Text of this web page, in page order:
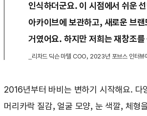
인식하더군요. 이 시점에서 쉬운
아카이브에 보관하고, 새로운 브
거였어요. 하지만 저희는 재창조
_리차드 딕슨 마텔 COO, 2023년 포브스 인터뷰
2016년부터 바비는 변하기 시작해요. 다
머리카락 질감, 얼굴 모양, 눈 색깔, 체형